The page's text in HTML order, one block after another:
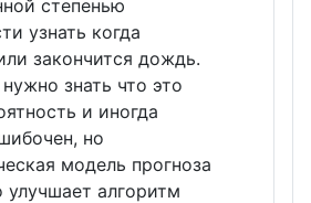
степенью
узнать когда
закончится дождь.
знать что это
и иногда
но
модель прогноза
улучшает алгоритм